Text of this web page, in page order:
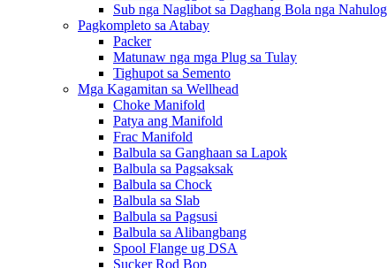
Sub nga Naglibot sa Daghang Bola nga Nahulog
Pagkompleto sa Atabay
Packer
Matunaw nga mga Plug sa Tulay
Tighupot sa Semento
Mga Kagamitan sa Wellhead
Choke Manifold
Patya ang Manifold
Frac Manifold
Balbula sa Ganghaan sa Lapok
Balbula sa Pagsaksak
Balbula sa Chock
Balbula sa Slab
Balbula sa Pagsusi
Balbula sa Alibangbang
Spool Flange ug DSA
Sucker Rod Bop